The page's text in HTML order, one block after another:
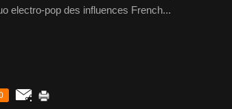
electro-pop des influences French...